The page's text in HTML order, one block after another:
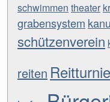
schwimmen theater
grabensystem
schützenverein
reiten